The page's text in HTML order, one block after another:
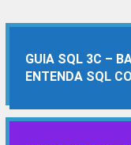
GUIA SQL 3C –
ENTENDA SQL